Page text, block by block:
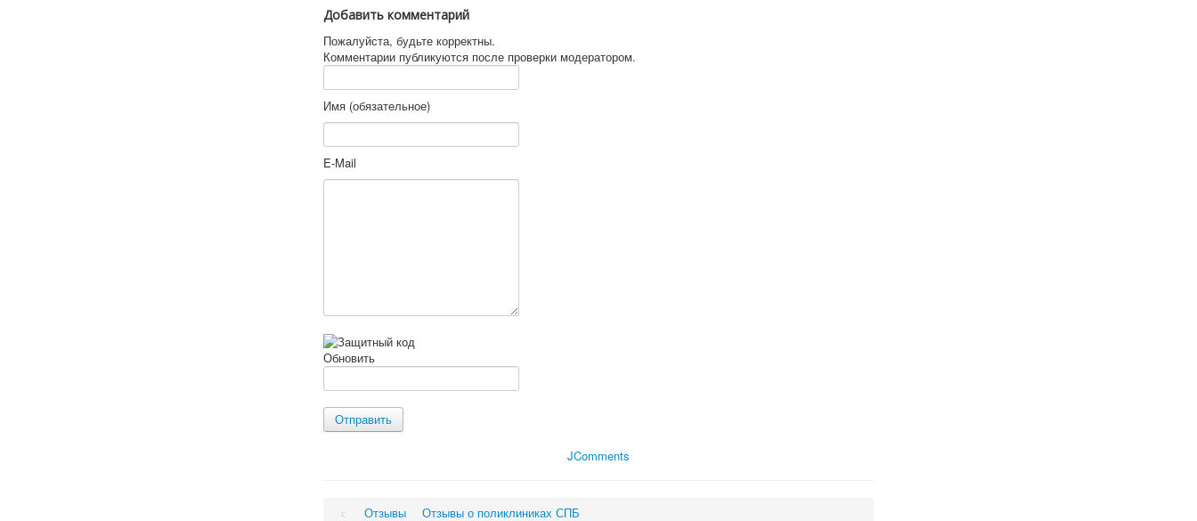
Добавить комментарий
Пожалуйста, будьте корректны.
Комментарии публикуются после проверки модератором.
Имя (обязательное)
E-Mail
Обновить
Отправить
JComments
Отзывы
Отзывы о поликлиниках СПБ